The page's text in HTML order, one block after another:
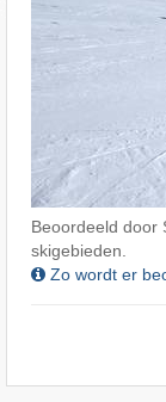
Beoordeeld door
skigebieden.
Zo wordt er